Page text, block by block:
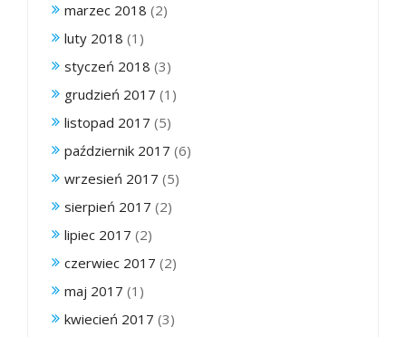
marzec 2018 (2)
luty 2018 (1)
styczeń 2018 (3)
grudzień 2017 (1)
listopad 2017 (5)
październik 2017 (6)
wrzesień 2017 (5)
sierpień 2017 (2)
lipiec 2017 (2)
czerwiec 2017 (2)
maj 2017 (1)
kwiecień 2017 (3)